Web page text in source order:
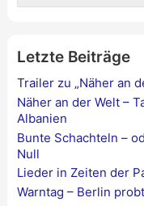
c
n
a
c
h
:
Letzte Beiträge
Trailer zu „Näher an
Näher an der Welt –
Albanien
Bunte Schachteln –
Null
Lieder in Zeiten der
Warntag – Berlin